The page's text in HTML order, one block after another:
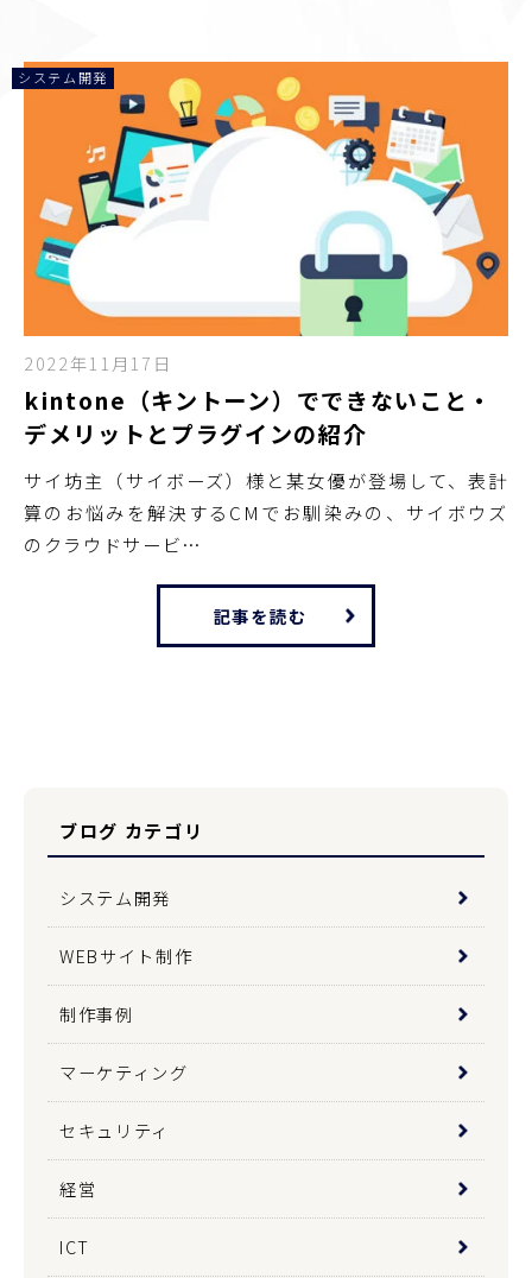
システム開発
2022年11月17日
kintone（キントーン）でできないこと・
デメリットとプラグインの紹介
サイ坊主（サイボーズ）様と某女優が登場して、表計
算のお悩みを解決するCMでお馴染みの、サイボウズ
のクラウドサービ…
記事を読む
ブログ カテゴリ
システム開発
WEBサイト制作
制作事例
マーケティング
セキュリティ
経営
ICT